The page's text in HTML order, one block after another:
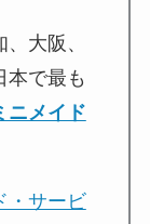
大阪、
本で最も
ニメイド
・サービ